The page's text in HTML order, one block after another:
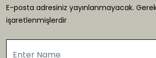
E-posta adresiniz yayınlanmayacak.
işaretlenmişlerdir